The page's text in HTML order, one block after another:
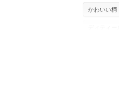
単位での
型紙は商
かわいい柄